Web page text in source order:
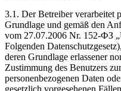
3.1. Der Betreiber verarbeitet
Grundlage und gemäß den
vom 27.07.2006 Nr. 152-ФЗ
Folgenden
deren Grundlage erlassener
Zustimmung des Benutzers
personenbezogenen Daten